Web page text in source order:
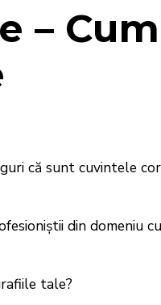
–
că sunt cuvintele
din domeniu
tale?